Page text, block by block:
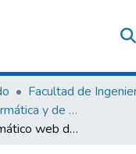
Facultad de
Ingeniería Informática y de Sistemas
Sistema informático web de control de almacén y ventas para la ferretería 24 Horas El Muelle - Chimbote, 2023